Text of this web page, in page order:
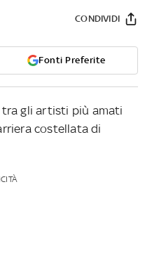
Fonti Preferite
CONDIVIDI
tra gli artisti più amati
costellata di